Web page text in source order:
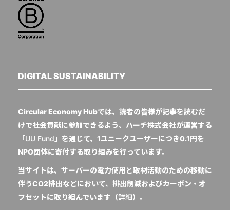
DIGITAL SUSTAINABILITY
Circular Economy Hubでは、読者の皆様が記事を読むだ
けで社会貢献に参加できるよう、ハーチ株式会社が運営する
「UU Fund 」を通じて、1ユニークユーザーにつき0.1円を
NPO団体に寄付する取り組みを行っています。
当サイトは、サーバーの電力使用と取材活動のための移動に
伴うCO2排出などにおいて、排出削減およびカーボン・オ
フセットに取り組んでいます（詳細）。